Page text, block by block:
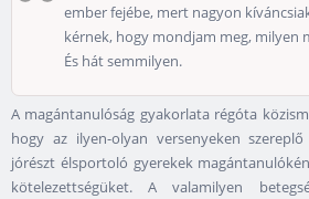
ember fejébe, mert nagyon
kérnek, hogy mondjam meg, milyen
És hát semmilyen.
A magántanulóság gyakorlata régóta
hogy az ilyen-olyan versenyeken
jórészt élsportoló gyerekek
kötelezettségüket. A valamilyen